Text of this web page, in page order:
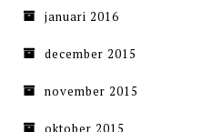
januari 2016
december 2015
november 2015
oktober 2015